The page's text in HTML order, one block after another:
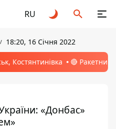
RU
18:20, 16 Січня 2022
Костянтинівка 🔴 Ракетний
«Донбас»